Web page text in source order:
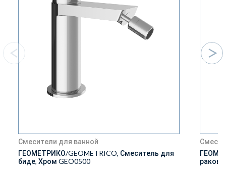
Смесители для ванной
ГЕОМЕТРИКО/GEOMETRICO, Смеситель для
биде, Хром GEO0500